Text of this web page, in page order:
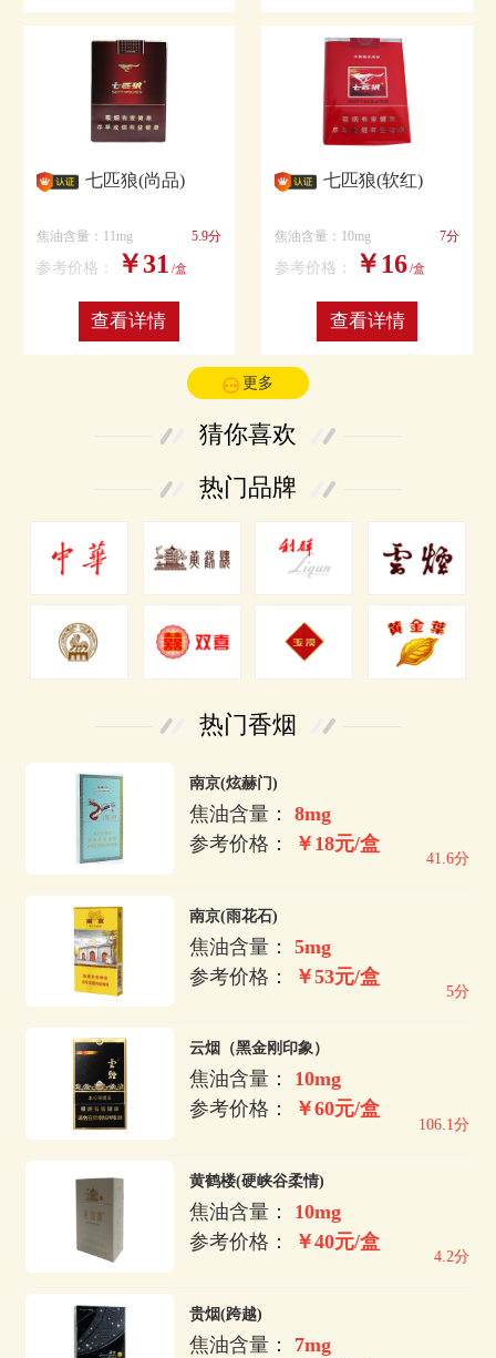
七匹狼(尚品)
焦油含量：11mg 5.9分
参考价格： ￥31 /盒
查看详情
七匹狼(软红)
焦油含量：10mg 7分
参考价格： ￥16/盒
查看详情
更多
猜你喜欢
热门品牌
热门香烟
南京(炫赫门)
焦油含量：8mg
参考价格：
￥18元/盒
41.6分
南京(雨花石)
焦油含量：5mg
参考价格：
￥53元/盒
5分
云烟（黑金刚印象）
焦油含量： 10mg
参考价格：
￥60元/盒
106.1分
黄鹤楼(硬峡谷柔情)
焦油含量： 10mg
参考价格：
￥40元/盒
4.2分
贵烟(跨越)
焦油含量： 7mg